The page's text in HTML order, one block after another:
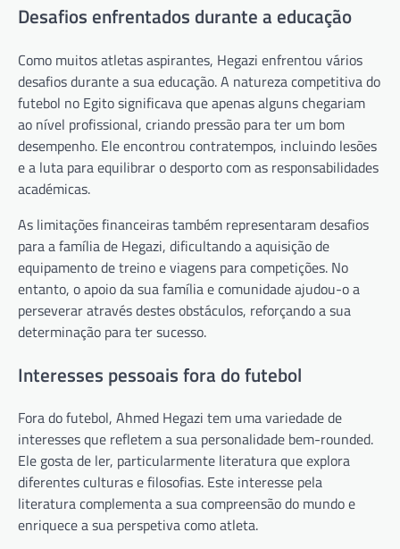
Desafios enfrentados durante a educação
Como muitos atletas aspirantes, Hegazi enfrentou vários
desafios durante a sua educação. A natureza competitiva do
futebol no Egito significava que apenas alguns chegariam
ao nível profissional, criando pressão para ter um bom
desempenho. Ele encontrou contratempos, incluindo lesões
e a luta para equilibrar o desporto com as responsabilidades
académicas.
As limitações financeiras também representaram desafios
para a família de Hegazi, dificultando a aquisição de
equipamento de treino e viagens para competições. No
entanto, o apoio da sua família e comunidade ajudou-o a
perseverar através destes obstáculos, reforçando a sua
determinação para ter sucesso.
Interesses pessoais fora do futebol
Fora do futebol, Ahmed Hegazi tem uma variedade de
interesses que refletem a sua personalidade bem-rounded.
Ele gosta de ler, particularmente literatura que explora
diferentes culturas e filosofias. Este interesse pela
literatura complementa a sua compreensão do mundo e
enriquece a sua perspetiva como atleta.